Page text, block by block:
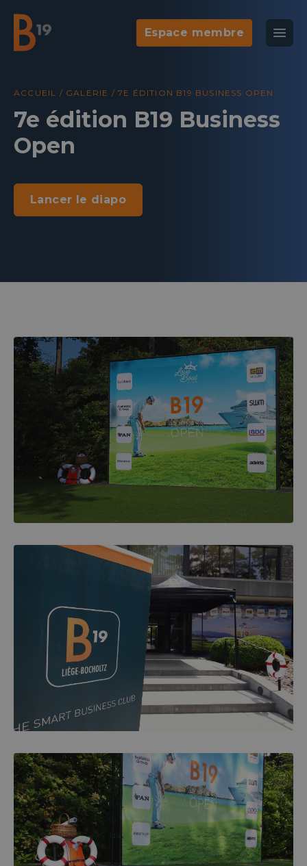
National Business Club & Networking
Espace membre
ACCUEIL / GALERIE /7E ÉDITION B19 BUSINESS OPEN
7e édition B19 Business
Open
Lancer le diapo